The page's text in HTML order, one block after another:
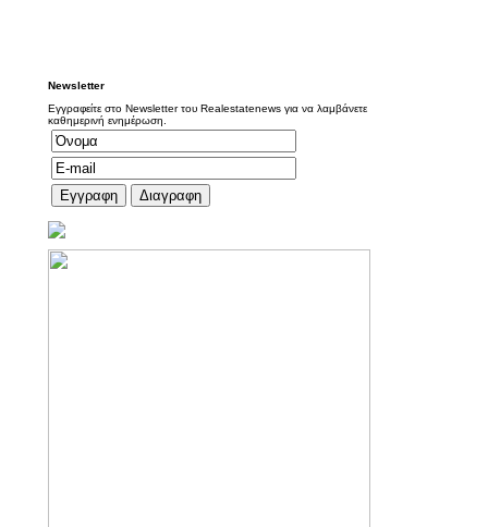
Newsletter
Εγγραφείτε στο Newsletter του Realestatenews για να λαμβάνετε
καθημερινή ενημέρωση.